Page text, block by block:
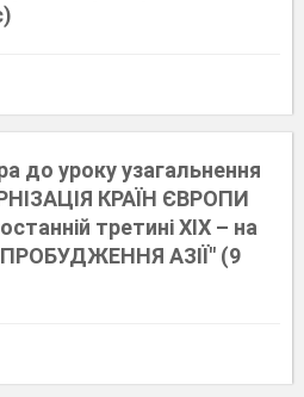
до уроку узагальнення
КРАЇН ЄВРОПИ
третині ХІХ – на
ПРОБУДЖЕННЯ АЗІЇ" (9